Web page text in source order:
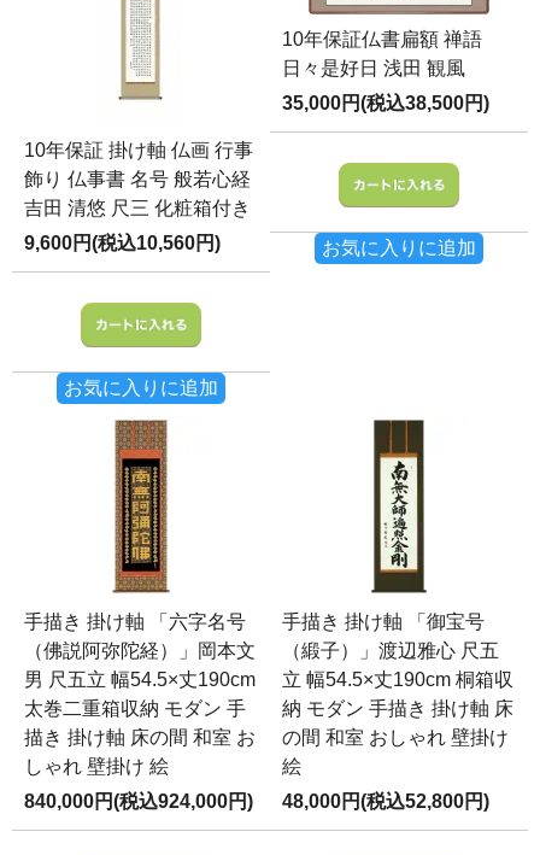
10年保証 掛け軸 仏画 行事
飾り 仏事書 名号 般若心経
吉田 清悠 尺三 化粧箱付き
9,600円(税込10,560円)
お気に入りに追加
10年保証仏書扁額 禅語
日々是好日 浅田 観風
35,000円(税込38,500円)
お気に入りに追加
手描き 掛け軸 「六字名号
（佛説阿弥陀経）」岡本文
男 尺五立 幅54.5×丈190cm
太巻二重箱収納 モダン 手
描き 掛け軸 床の間 和室 お
しゃれ 壁掛け 絵
840,000円(税込924,000円)
手描き 掛け軸 「御宝号
（緞子）」渡辺雅心 尺五
立 幅54.5×丈190cm 桐箱収
納 モダン 手描き 掛け軸 床
の間 和室 おしゃれ 壁掛け
絵
48,000円(税込52,800円)